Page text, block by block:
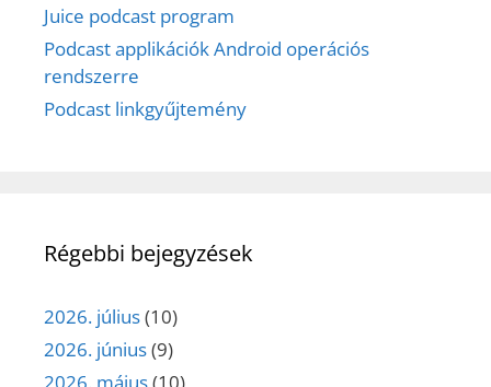
Juice podcast program
Podcast applikációk Android operációs
rendszerre
Podcast linkgyűjtemény
Régebbi bejegyzések
2026. július(10)
2026. június(9)
2026. május(10)